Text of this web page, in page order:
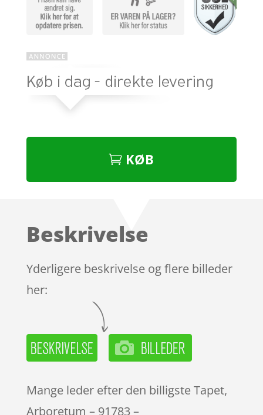
KØB
Beskrivelse
Yderligere beskrivelse og flere billeder
her:
Mange leder efter den billigste Tapet,
Arboretum – 91783 –